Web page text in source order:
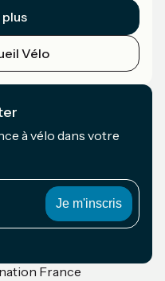
plus
Vélo
à vélo dans votre
France